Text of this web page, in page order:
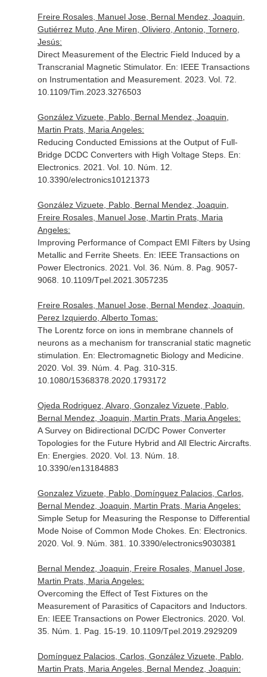
Freire Rosales, Manuel Jose, Bernal Mendez, Joaquin,
Gutiérrez Muto, Ane Miren, Oliviero, Antonio, Tornero,
Jesús:
Direct Measurement of the Electric Field Induced by a
Transcranial Magnetic Stimulator. En: IEEE Transactions
on Instrumentation and Measurement. 2023. Vol. 72.
10.1109/Tim.2023.3276503
González Vizuete, Pablo, Bernal Mendez, Joaquin,
Martin Prats, Maria Angeles:
Reducing Conducted Emissions at the Output of Full-
Bridge DCDC Converters with High Voltage Steps. En:
Electronics. 2021. Vol. 10. Núm. 12.
10.3390/electronics10121373
González Vizuete, Pablo, Bernal Mendez, Joaquin,
Freire Rosales, Manuel Jose, Martin Prats, Maria
Angeles:
Improving Performance of Compact EMI Filters by Using
Metallic and Ferrite Sheets. En: IEEE Transactions on
Power Electronics. 2021. Vol. 36. Núm. 8. Pag. 9057-
9068. 10.1109/Tpel.2021.3057235
Freire Rosales, Manuel Jose, Bernal Mendez, Joaquin,
Perez Izquierdo, Alberto Tomas:
The Lorentz force on ions in membrane channels of
neurons as a mechanism for transcranial static magnetic
stimulation. En: Electromagnetic Biology and Medicine.
2020. Vol. 39. Núm. 4. Pag. 310-315.
10.1080/15368378.2020.1793172
Ojeda Rodriguez, Alvaro, Gonzalez Vizuete, Pablo,
Bernal Mendez, Joaquin, Martin Prats, Maria Angeles:
A Survey on Bidirectional DC/DC Power Converter
Topologies for the Future Hybrid and All Electric Aircrafts.
En: Energies. 2020. Vol. 13. Núm. 18.
10.3390/en13184883
Gonzalez Vizuete, Pablo, Domínguez Palacios, Carlos,
Bernal Mendez, Joaquin, Martin Prats, Maria Angeles:
Simple Setup for Measuring the Response to Differential
Mode Noise of Common Mode Chokes. En: Electronics.
2020. Vol. 9. Núm. 381. 10.3390/electronics9030381
Bernal Mendez, Joaquin, Freire Rosales, Manuel Jose,
Martin Prats, Maria Angeles:
Overcoming the Effect of Test Fixtures on the
Measurement of Parasitics of Capacitors and Inductors.
En: IEEE Transactions on Power Electronics. 2020. Vol.
35. Núm. 1. Pag. 15-19. 10.1109/Tpel.2019.2929209
Domínguez Palacios, Carlos, González Vizuete, Pablo,
Martin Prats, Maria Angeles, Bernal Mendez, Joaquin: